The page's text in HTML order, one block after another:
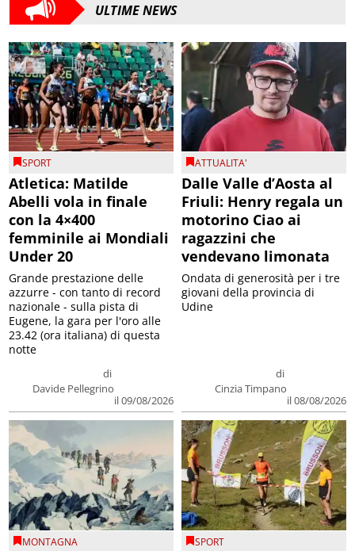
ULTIME NEWS
SPORT
Atletica: Matilde
Abelli vola in finale
con la 4×400
femminile ai Mondiali
Under 20
di
Davide Pellegrino
il 09/08/2026
Grande prestazione delle
azzurre - con tanto di record
nazionale - sulla pista di
Eugene, la gara per l'oro alle
23.42 (ora italiana) di questa
notte
ATTUALITA'
Dalle Valle d’Aosta al
Friuli: Henry regala un
motorino Ciao ai
ragazzini che
vendevano limonata
di
Cinzia Timpano
il 08/08/2026
Ondata di generosità per i tre
giovani della provincia di
Udine
MONTAGNA SPORT